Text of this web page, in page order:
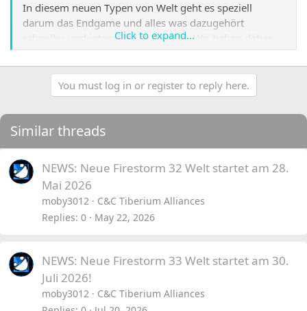
In diesem neuen Typen von Welt geht es speziell
darum das Endgame und alles was dazugehört
schneller und intensiver zu erleben. Wir haben daher
die Welt entsprechend angepasst, aufgrund dessen ein
schnelleres und spannenderes Spiel entstehen wird.
Startplatz Vorabanmeldungen startet am Freitag
den 29. April um 16:00 Uhr
• Nur Platz für 1.000 Spieler – First Come, First Serve
• Eine wesentlich kompaktere und intensivere Welt, die
sich auf frühe Konfliktphasen und Allianzstrategien
konzentriert.
• Alle Timer (z.B. Basisschutz und Noob Protection,
Bewegungsregeneration usw) wurden deutlich
• Der Level für die Festung der Vergessenen wurde
deutlich gesenkt.
• Die erste Allianz, die das Endgame in dieser Welt
abschließt, erhält eine brandneue Medaille. Pro Speed
Click to expand...
You must log in or register to reply here.
Similar threads
NEWS: Neue Firestorm 32 Welt startet am 28.
Mai 2026
moby3012
C&C Tiberium Alliances
Replies 0 May 22, 2026
NEWS: Neue Firestorm 33 Welt startet am 30.
Juli 2026!
moby3012
C&C Tiberium Alliances